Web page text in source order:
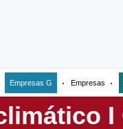
Empresas G Empresas